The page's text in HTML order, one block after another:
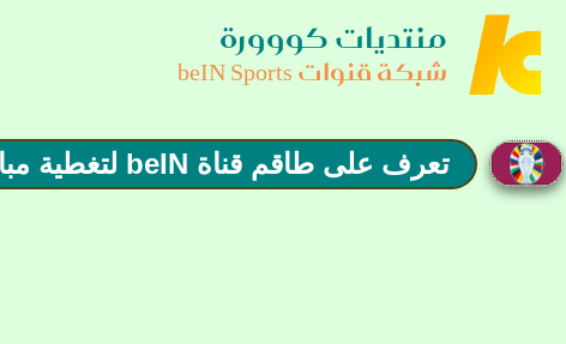
منتديات كووورة
شبكة قنوات beIN Sports
تعرف على طاقم قناة beIN لتغطية مباراة هولندا - انجلترا 💜